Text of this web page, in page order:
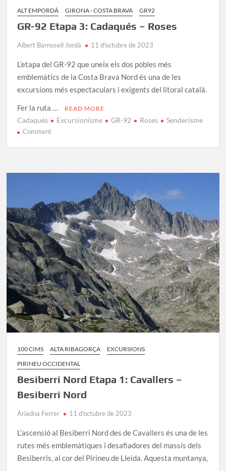
ALT EMPORDÀ GIRONA - COSTA BRAVA GR92
GR-92 Etapa 3: Cadaqués – Roses
Albert Barnosell Jordà 11 d'octubre de 2023
L’etapa del GR-92 que uneix els dos pobles més
emblemàtics de la Costa Brava Nord és una de les
excursions més espectaculars i exigents del litoral català.
Fer la ruta …
READ MORE
Cadaqués Excursionisme GR-92 Roses Senderisme
Commenton
3:
Roses
100 CIMS ALTA RIBAGORÇA
EXCURSIONS
PIRINEU OCCIDENTAL
Besiberri Nord Etapa 1: Cavallers –
Besiberri Nord
Ariadna Ferrer 11 d'octubre de 2023
L’ascensió al Besiberri Nord des de Cavallers és una de les
rutes més emblemàtiques i desafiadores del massís dels
Besiberris, al cor del Pirineu de Lleida. Aquesta muntanya,